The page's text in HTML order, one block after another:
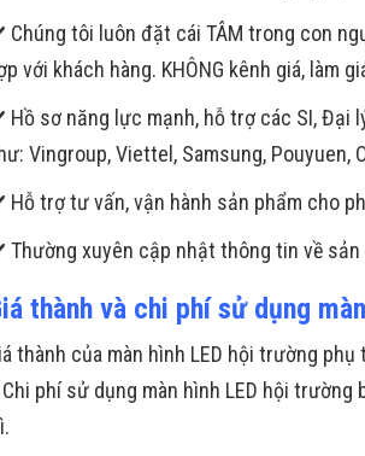
tôi luôn đặt cái TÂM trong con
với khách hàng. KHÔNG kênh giá, làm
sơ năng lực mạnh, hỗ trợ các SI, Đại
Vingroup, Viettel, Samsung, Pouyuen,
trợ tư vấn, vận hành sản phẩm cho
xuyên cập nhật thông tin về sản
thành và chi phí sử dụng
thành của màn hình LED hội trường
phí sử dụng màn hình LED hội